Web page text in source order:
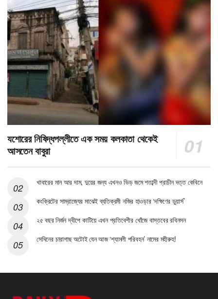
যশোরের নিষিদ্ধপল্লীতে এক সময় কলকাতা থেকেই
আসতেন বাবুরা
খাবারের মান আর দাম, দুয়ের জন্য এখনও ভিড় জমে শতাব্দী প্রাচীন দত্ত কেবিনে
কংক্রিটের সাম্রাজ্যের মাঝেই ব্যতিক্রমী নজির হাওড়ার ‘দক্ষিণের ডুয়ার্স’
২৫ বছর নির্জন দ্বীপে কাটিয়ে এখন প্রতিবেশীর খোঁজে বাস্তবের রবিনসন
সেদিনের চারাগাছ অটোই যেন আজ ‘শ্যামলী পরিবহন’ নামের মহীরুহ!